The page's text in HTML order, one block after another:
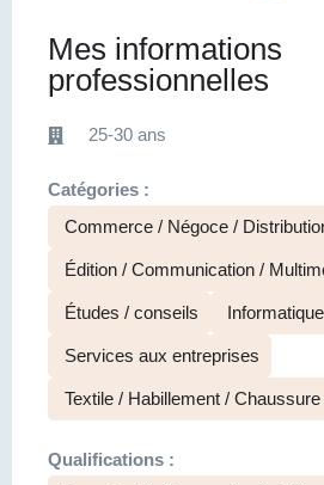
Mes informations
professionnelles
25-30 ans
Catégories :
Commerce / Négoce /
Édition / Communication /
Études / conseils
Services aux entreprises
Textile / Habillement / Chaussure
Qualifications :